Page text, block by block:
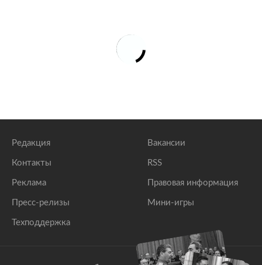
Редакция
Контакты
Реклама
Пресс-релизы
Техподдержка
Вакансии
RSS
Правовая информация
Мини-игры